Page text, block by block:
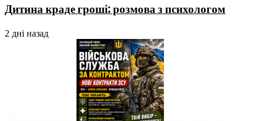
Дитина краде гроші: розмова з психологом
2 дні назад